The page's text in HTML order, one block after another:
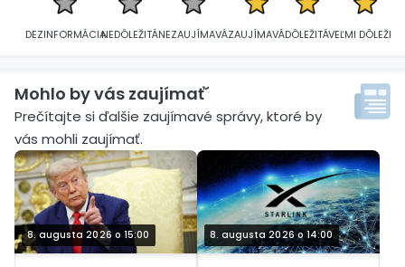
DEZINFORMÁCIANEDÔLEŽITÁNEZAUJÍMAVÁZAUJÍMAVÁDÔLEŽITÁVEĽMI DÔLEŽITÁ
Mohlo by vás zaujímať´
Prečítajte si ďalšie zaujímavé správy, ktoré by
vás mohli zaujímať.
8. augusta 2026 o 15:00 8. augusta 2026 o 14:00